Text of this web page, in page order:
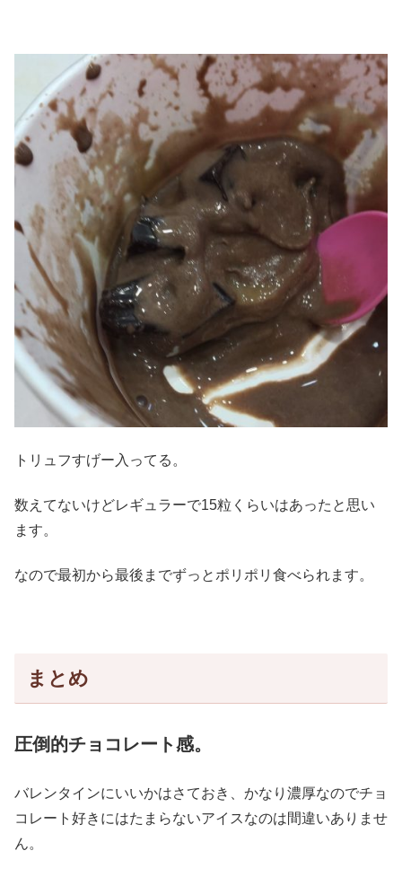
トリュフすげー入ってる。
数えてないけどレギュラーで15粒くらいはあったと思い
ます。
なので最初から最後までずっとポリポリ食べられます。
まとめ
圧倒的チョコレート感。
バレンタインにいいかはさておき、かなり濃厚なのでチョ
コレート好きにはたまらないアイスなのは間違いありませ
ん。